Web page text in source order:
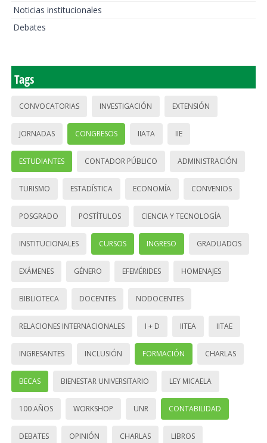
Noticias institucionales
Debates
Tags
CONVOCATORIAS INVESTIGACIÓN EXTENSIÓN
JORNADAS CONGRESOS IIATA IIE
ESTUDIANTES CONTADOR PÚBLICO ADMINISTRACIÓN
TURISMO ESTADÍSTICA ECONOMÍA CONVENIOS
POSGRADO POSTÍTULOS CIENCIA Y TECNOLOGÍA
INSTITUCIONALES CURSOS INGRESO GRADUADOS
EXÁMENES GÉNERO EFEMÉRIDES HOMENAJES
BIBLIOTECA DOCENTES NODOCENTES
RELACIONES INTERNACIONALES I + D IITEA IITAE
INGRESANTES INCLUSIÓN FORMACIÓN CHARLAS
BECAS BIENESTAR UNIVERSITARIO LEY MICAELA
100 AÑOS WORKSHOP UNR CONTABILIDAD
DEBATES OPINIÓN CHARLAS LIBROS